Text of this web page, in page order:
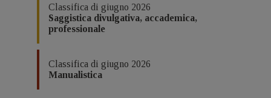
Classifica di giugno 2026
Saggistica divulgativa, accademica,
professionale
Classifica di giugno 2026
Manualistica